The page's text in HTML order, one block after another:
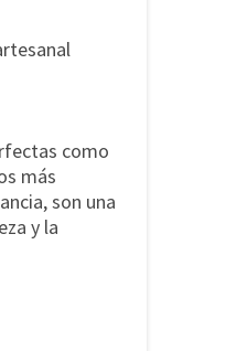
como
más
son una
y la